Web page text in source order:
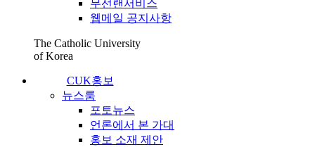
무선랜서비스
웹메일 공지사항
The Catholic University
of Korea
CUK홍보
뉴스룸
포토뉴스
언론에서 본 가대
홍보 소재 제안